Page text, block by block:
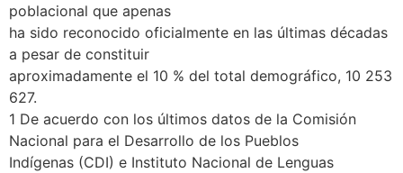
poblacional que apenas
ha sido reconocido oficialmente en las últimas décadas
a pesar de constituir
aproximadamente el 10 % del total demográfico, 10 253
627.
1 De acuerdo con los últimos datos de la Comisión
Nacional para el Desarrollo de los Pueblos
Indígenas (CDI) e Instituto Nacional de Lenguas